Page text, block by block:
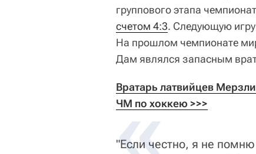
группового этапа
счетом 4:3. Следующую игру
На прошлом чемпионате
Дам являлся запасным
Вратарь латвийцев
ЧМ по хоккею >>>
"Если честно, я не